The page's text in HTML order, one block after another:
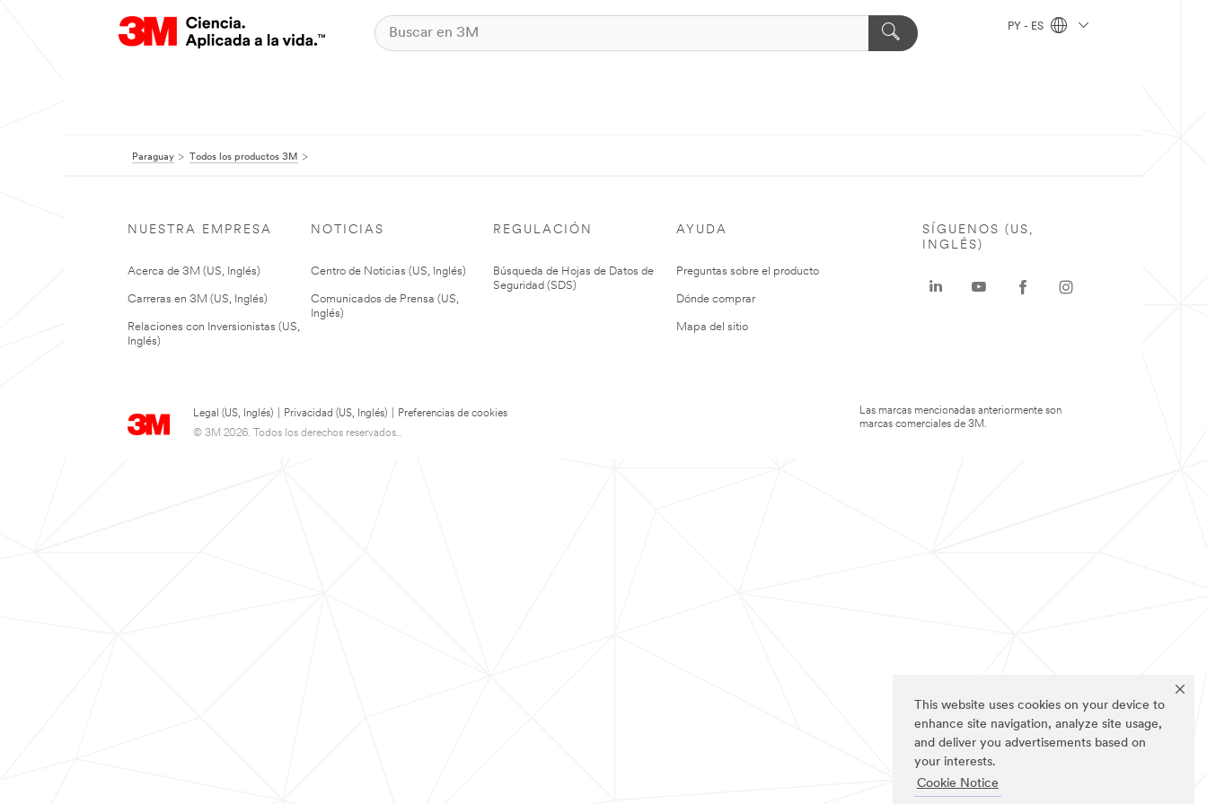
This website uses cookies on your device to
enhance site navigation, analyze site usage,
and deliver you advertisements based on
your interests.
Cookie Notice
PY - ES
Paraguay Todos los productos 3M
NUESTRA EMPRESA
Acerca de 3M (US, Inglés)
Carreras en 3M (US, Inglés)
Relaciones con Inversionistas (US,
Inglés)
NOTICIAS
Centro de Noticias (US, Inglés)
Comunicados de Prensa (US,
Inglés)
REGULACIÓN
Búsqueda de Hojas de Datos de
Seguridad (SDS)
AYUDA
Preguntas sobre el producto
Dónde comprar
Mapa del sitio
Legal (US, Inglés) Privacidad (US, Inglés)
Preferencias de cookies
© 3M 2026. Todos los derechos reservados..
SÍGUENOS (US,
INGLÉS)
Las marcas mencionadas anteriormente son
marcas comerciales de 3M.